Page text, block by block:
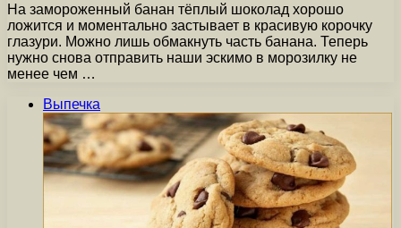
На замороженный банан тёплый шоколад хорошо
ложится и моментально застывает в красивую корочку
глазури. Можно лишь обмакнуть часть банана. Теперь
нужно снова отправить наши эскимо в морозилку не
менее чем …
Выпечка